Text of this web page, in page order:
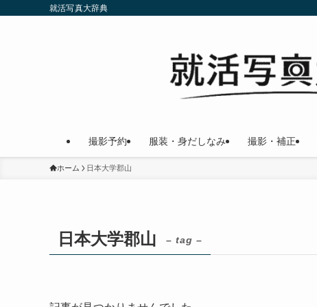
就活写真大辞典
撮影予約 服装・身だしなみ 撮影・補正
ホーム 日本大学郡山
日本大学郡山 – tag –